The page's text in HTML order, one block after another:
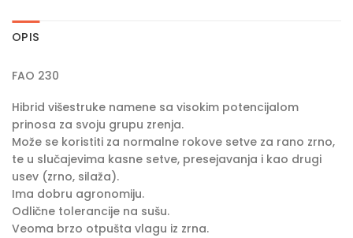
OPIS
FAO 230
Hibrid višestruke namene sa visokim potencijalom
prinosa za svoju grupu zrenja.
Može se koristiti za normalne rokove setve za rano zrno,
te u slučajevima kasne setve, presejavanja i kao drugi
usev (zrno, silaža).
Ima dobru agronomiju.
Odlične tolerancije na sušu.
Veoma brzo otpušta vlagu iz zrna.